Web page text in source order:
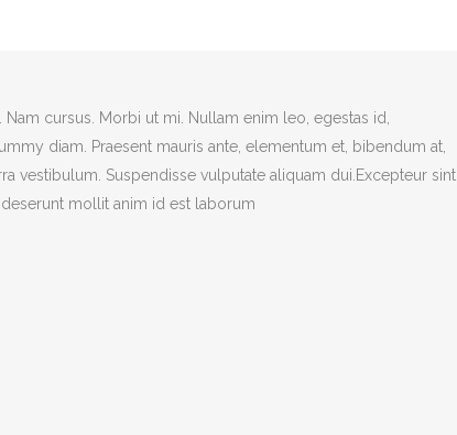
cursus. Morbi ut mi. Nullam enim leo, egestas id,
diam. Praesent mauris ante, elementum et, bibendum at,
vestibulum. Suspendisse vulputate aliquam dui.Excepteur sint
mollit anim id est laborum